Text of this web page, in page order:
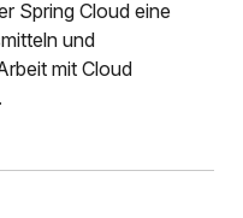
Spring Cloud eine
und
mit Cloud